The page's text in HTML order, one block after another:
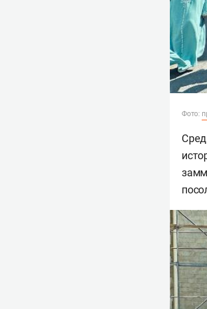
Фото: